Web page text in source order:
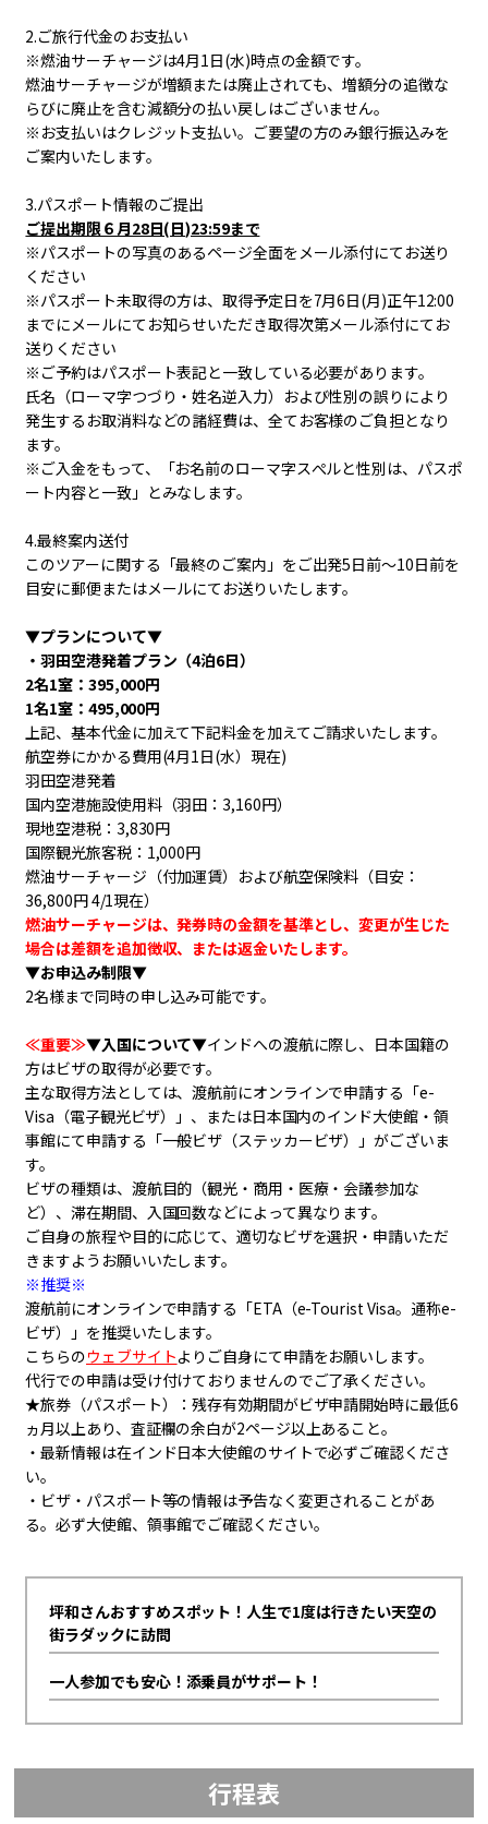
2.ご旅行代金のお支払い
※燃油サーチャージは4月1日(水)時点の金額です。
燃油サーチャージが増額または廃止されても、増額分の追徴な
らびに廃止を含む減額分の払い戻しはございません。
※お支払いはクレジット支払い。ご要望の方のみ銀行振込みを
ご案内いたします。
3.パスポート情報のご提出
ご提出期限６月28日(日)23:59まで
※パスポートの写真のあるページ全面をメール添付にてお送り
ください
※パスポート未取得の方は、取得予定日を7月6日(月)正午12:00
までにメールにてお知らせいただき取得次第メール添付にてお
送りください
※ご予約はパスポート表記と一致している必要があります。
氏名（ローマ字つづり・姓名逆入力）および性別の誤りにより
発生するお取消料などの諸経費は、全てお客様のご負担となり
ます。
※ご入金をもって、「お名前のローマ字スぺルと性別は、パスポ
ート内容と一致」とみなします。
4.最終案内送付
このツアーに関する「最終のご案内」をご出発5日前～10日前を
目安に郵便またはメールにてお送りいたします。
▼プランについて▼
・羽田空港発着プラン（4泊6日）
2名1室：395,000円
1名1室：495,000円
上記、基本代金に加えて下記料金を加えてご請求いたします。
航空券にかかる費用(4月1日(水）現在)
羽田空港発着
国内空港施設使用料（羽田：3,160円）
現地空港税：3,830円
国際観光旅客税：1,000円
燃油サーチャージ（付加運賃）および航空保険料（目安：
36,800円 4/1現在）
燃油サーチャージは、発券時の金額を基準とし、変更が生じた
場合は差額を追加徴収、または返金いたします。
▼お申込み制限▼
2名様まで同時の申し込み可能です。
≪重要≫▼入国について▼インドへの渡航に際し、日本国籍の
方はビザの取得が必要です。
主な取得方法としては、渡航前にオンラインで申請する「e-
Visa（電子観光ビザ）」、または日本国内のインド大使館・領
事館にて申請する「一般ビザ（ステッカービザ）」がございま
す。
ビザの種類は、渡航目的（観光・商用・医療・会議参加な
ど）、滞在期間、入国回数などによって異なります。
ご自身の旅程や目的に応じて、適切なビザを選択・申請いただ
きますようお願いいたします。
※推奨※
渡航前にオンラインで申請する「ETA（e-Tourist Visa。通称e-
ビザ）」を推奨いたします。
こちらのウェブサイトよりご自身にて申請をお願いします。
代行での申請は受け付けておりませんのでご了承ください。
★旅券（パスポート）：残存有効期間がビザ申請開始時に最低6
ヵ月以上あり、査証欄の余白が2ページ以上あること。
・最新情報は在インド日本大使館のサイトで必ずご確認くださ
い。
・ビザ・パスポート等の情報は予告なく変更されることがあ
る。必ず大使館、領事館でご確認ください。
坪和さんおすすめスポット！人生で1度は行きたい天空の
街ラダックに訪問
一人参加でも安心！添乗員がサポート！
行程表